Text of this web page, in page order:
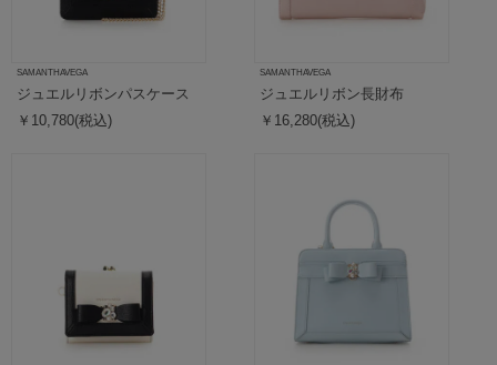
SAMANTHAVEGA
ジュエルリボンパスケース
￥10,780(税込)
SAMANTHAVEGA
ジュエルリボン長財布
￥16,280(税込)